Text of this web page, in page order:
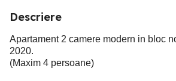
Descriere
Apartament 2 camere modern in bloc
2020.
(Maxim 4 persoane)